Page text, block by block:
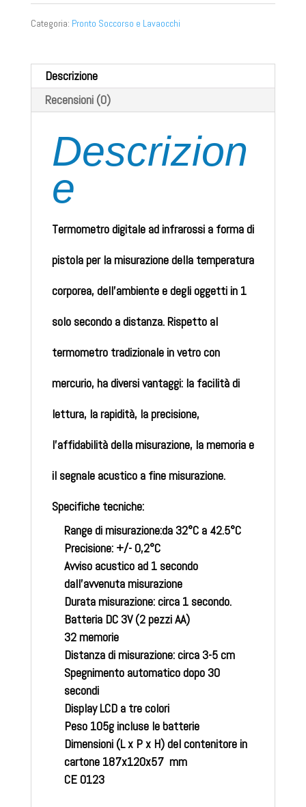
Categoria: Pronto Soccorso e Lavaocchi
Descrizione
Recensioni (0)
Descrizion
e
Termometro digitale ad infrarossi a forma di
pistola per la misurazione della temperatura
corporea, dell’ambiente e degli oggetti in 1
solo secondo a distanza. Rispetto al
termometro tradizionale in vetro con
mercurio, ha diversi vantaggi: la facilità di
lettura, la rapidità, la precisione,
l’affidabilità della misurazione, la memoria e
il segnale acustico a fine misurazione.
Specifiche tecniche:
Range di misurazione:da 32°C a 42.5°C
Precisione: +/- 0,2°C
Avviso acustico ad 1 secondo
dall’avvenuta misurazione
Durata misurazione: circa 1 secondo.
Batteria DC 3V (2 pezzi AA)
32 memorie
Distanza di misurazione: circa 3-5 cm
Spegnimento automatico dopo 30
secondi
Display LCD a tre colori
Peso 105g incluse le batterie
Dimensioni (L x P x H) del contenitore in
cartone 187x120x57 mm
CE 0123